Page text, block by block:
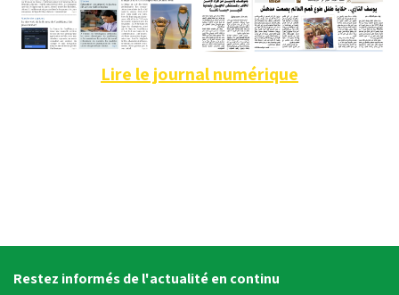
Lire le journal numérique
Restez informés de l'actualité en continu